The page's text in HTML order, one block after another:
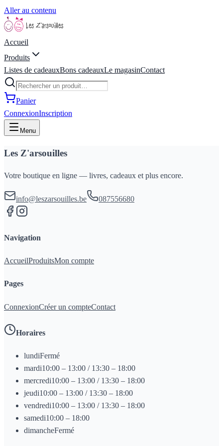
Aller au contenu
Accueil
Produits
Listes de cadeauxBons cadeauxLe magasinContact
Panier
ConnexionInscription
Menu
Les Z'arsouilles
Votre boutique en ligne — livres, cadeaux et plus encore.
info@leszarsouilles.be 087556680
Navigation
AccueilProduitsMon compte
Pages
ConnexionCréer un compteContact
Horaires
lundiFermé
mardi10:00 – 13:00 / 13:30 – 18:00
mercredi10:00 – 13:00 / 13:30 – 18:00
jeudi10:00 – 13:00 / 13:30 – 18:00
vendredi10:00 – 13:00 / 13:30 – 18:00
samedi10:00 – 18:00
dimancheFermé